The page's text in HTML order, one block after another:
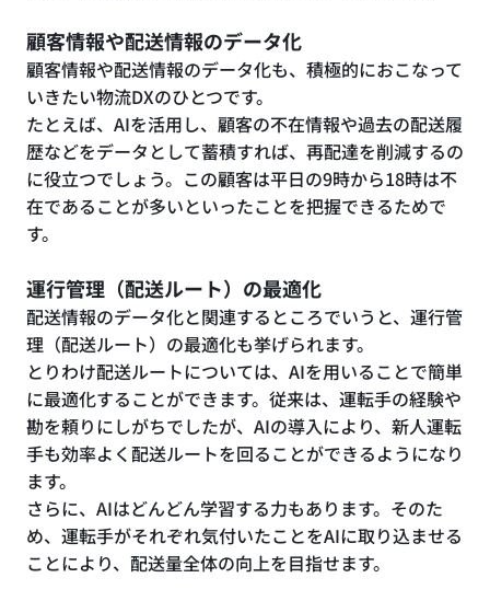
顧客情報や配送情報のデータ化
顧客情報や配送情報のデータ化も、積極的におこなって
いきたい物流DXのひとつです。
たとえば、AIを活用し、顧客の不在情報や過去の配送履
歴などをデータとして蓄積すれば、再配達を削減するの
に役立つでしょう。この顧客は平日の9時から18時は不
在であることが多いといったことを把握できるためで
す。
運行管理（配送ルート）の最適化
配送情報のデータ化と関連するところでいうと、運行管
理（配送ルート）の最適化も挙げられます。
とりわけ配送ルートについては、AIを用いることで簡単
に最適化することができます。従来は、運転手の経験や
勘を頼りにしがちでしたが、AIの導入により、新人運転
手も効率よく配送ルートを回ることができるようになり
ます。
さらに、AIはどんどん学習する力もあります。そのた
め、運転手がそれぞれ気付いたことをAIに取り込ませる
ことにより、配送量全体の向上を目指せます。